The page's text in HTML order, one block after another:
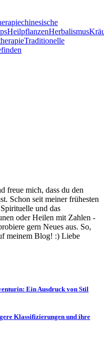
chinesische
HeilpflanzenHerbalismus
Traditionelle
freue mich, dass du den
Schon seit meiner frühesten
und das
oder Heilen mit Zahlen -
gern Neues aus. So,
meinem Blog! :) Liebe
Ein Ausdruck von Stil
Klassifizierungen und ihre